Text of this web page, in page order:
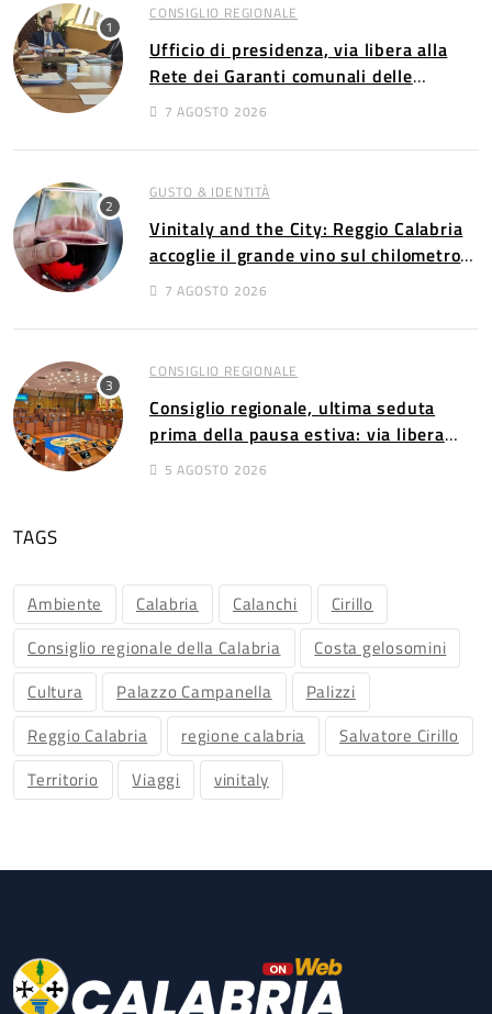
CONSIGLIO REGIONALE
Ufficio di presidenza, via libera alla
Rete dei Garanti comunali delle
persone con disabilità​​
7 AGOSTO 2026
GUSTO & IDENTITÀ
Vinitaly and the City: Reggio Calabria
accoglie il grande vino sul chilometro
più bello d’Italia
7 AGOSTO 2026
CONSIGLIO REGIONALE
Consiglio regionale, ultima seduta
prima della pausa estiva: via libera
all’assestamento di bilancio
5 AGOSTO 2026
TAGS
Ambiente Calabria Calanchi
Cirillo
Consiglio regionale della Calabria
Costa gelosomini
Cultura
Palazzo Campanella
Palizzi
Reggio Calabria
regione calabria
Salvatore Cirillo
Territorio
Viaggi vinitaly